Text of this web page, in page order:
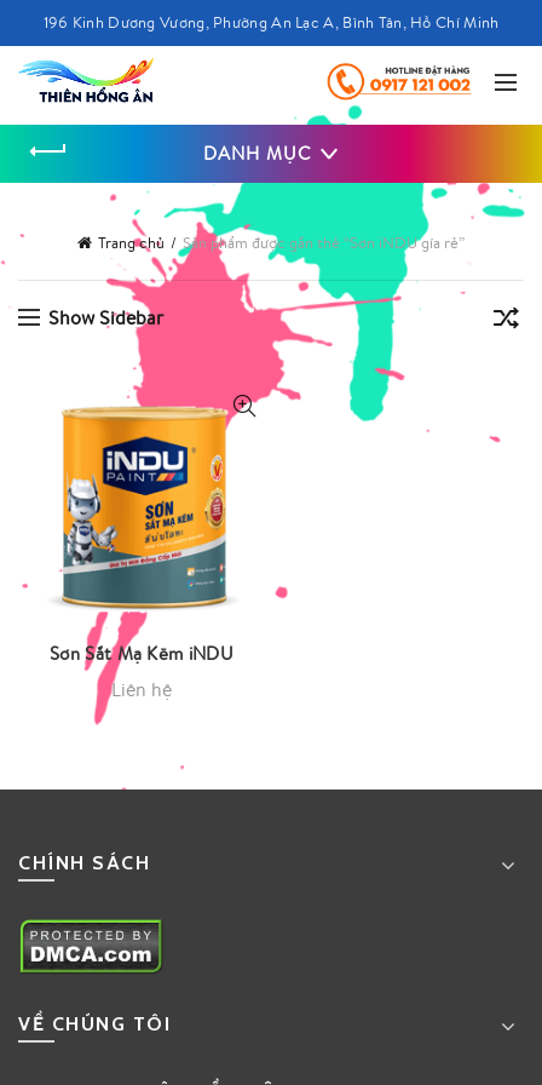
196 Kinh Dương Vương, Phường An Lạc A, Bình Tân, Hồ Chí Minh
DANH MỤC
Trang chủ Sản phẩm được gắn thẻ “Sơn iNDU gía rẻ”
Show Sidebar
Sơn Sắt Mạ Kẽm iNDU
Liên hệ
CHÍNH SÁCH
VỀ CHÚNG TÔI